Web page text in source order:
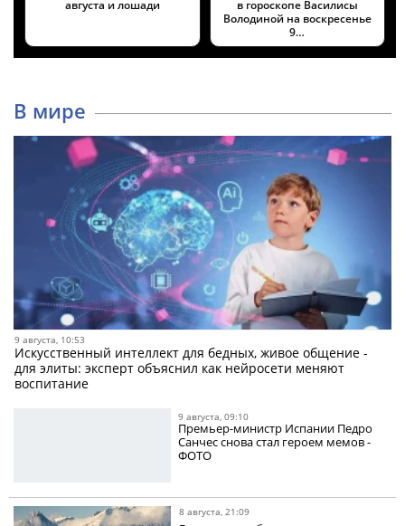
августа и лошади
в гороскопе Василисы
Володиной на воскресенье
9…
В мире
9 августа, 10:53
Искусственный интеллект для бедных, живое общение -
для элиты: эксперт объяснил как нейросети меняют
воспитание
9 августа, 09:10
Премьер-министр Испании Педро
Санчес снова стал героем мемов -
ФОТО
8 августа, 21:09